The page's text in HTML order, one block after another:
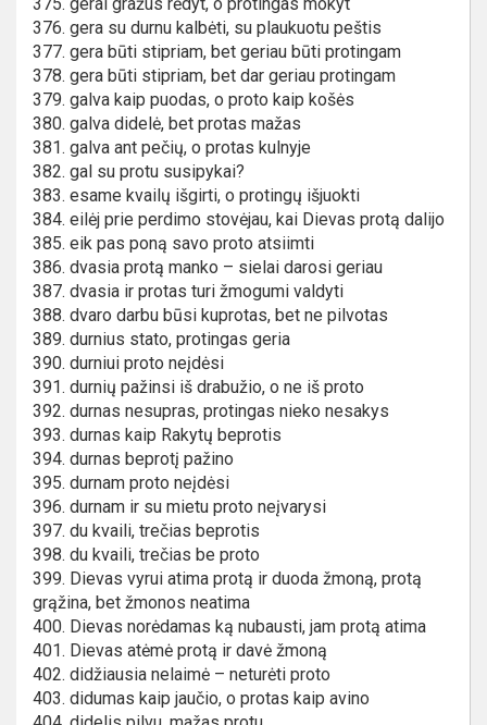
376. gera su durnu kalbėti, su plaukuotu peštis
377. gera būti stipriam, bet geriau būti protingam
378. gera būti stipriam, bet dar geriau protingam
379. galva kaip puodas, o proto kaip košės
380. galva didelė, bet protas mažas
381. galva ant pečių, o protas kulnyje
382. gal su protu susipykai?
383. esame kvailų išgirti, o protingų išjuokti
384. eilėj prie perdimo stovėjau, kai Dievas protą dalijo
385. eik pas poną savo proto atsiimti
386. dvasia protą manko – sielai darosi geriau
387. dvasia ir protas turi žmogumi valdyti
388. dvaro darbu būsi kuprotas, bet ne pilvotas
389. durnius stato, protingas geria
390. durniui proto neįdėsi
391. durnių pažinsi iš drabužio, o ne iš proto
392. durnas nesupras, protingas nieko nesakys
393. durnas kaip Rakytų beprotis
394. durnas beprotį pažino
395. durnam proto neįdėsi
396. durnam ir su mietu proto neįvarysi
397. du kvaili, trečias beprotis
398. du kvaili, trečias be proto
399. Dievas vyrui atima protą ir duoda žmoną, protą
grąžina, bet žmonos neatima
400. Dievas norėdamas ką nubausti, jam protą atima
401. Dievas atėmė protą ir davė žmoną
402. didžiausia nelaimė – neturėti proto
403. didumas kaip jaučio, o protas kaip avino